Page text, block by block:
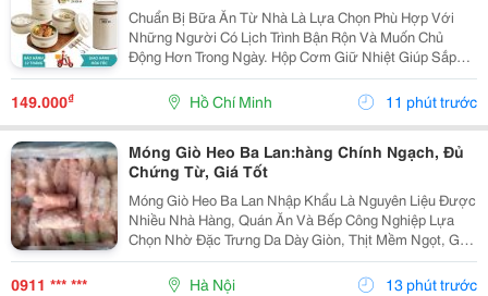
Chuẩn Bị Bữa Ăn Từ Nhà Là Lựa Chọn Phù Hợp Với
Những Người Có Lịch Trình Bận Rộn Và Muốn Chủ
Động Hơn Trong Ngày. Hộp Cơm Giữ Nhiệt Giúp Sắp
Xếp Các Món Ăn Gọn Gàng, Thuận Tiện Mang Theo Khi
Đi Học, Đi Làm Hoặc Tham Gia Các Hoạt Động Bên
Ngoài. Lựa...
149.000₫ Hồ Chí Minh 11 phút trước
Móng Giò Heo Ba Lan:hàng Chính Ngạch, Đủ
Chứng Từ, Giá Tốt
Móng Giò Heo Ba Lan Nhập Khẩu Là Nguyên Liệu Được
Nhiều Nhà Hàng, Quán Ăn Và Bếp Công Nghiệp Lựa
Chọn Nhờ Đặc Trưng Da Dày Giòn, Thịt Mềm Ngọt, Gân
Dai Sần Sật Và Phần Nước Dùng Có Vị Ngọt Tự Nhiên
Khi Hầm. Sản Phẩm Được Thực Phẩm Sạch Việt
0911 *** *** Hà Nội 13 phút trước